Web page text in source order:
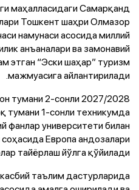
маҳалласидаги Самарқанд
Тошкент шаҳри Олмазор
намунаси асосида миллий
анъаналари ва замонавий
этган “Эски шаҳар” туризм
мажмуасига айлантирилади.
тумани 2-сонли
тумани 1-сонли техникумда
фанлар университети билан
Европа андозалари
тайёрлаш йўлга қўйилади.
таълим дастурларида